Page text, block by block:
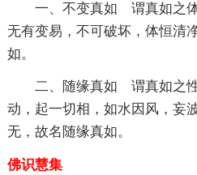
一、不变真如 谓真如之体
无有变易，不可破坏，体恒清
如。
二、随缘真如 谓真如之
动，起一切相，如水因风，妄
无，故名随缘真如。
佛识慧集